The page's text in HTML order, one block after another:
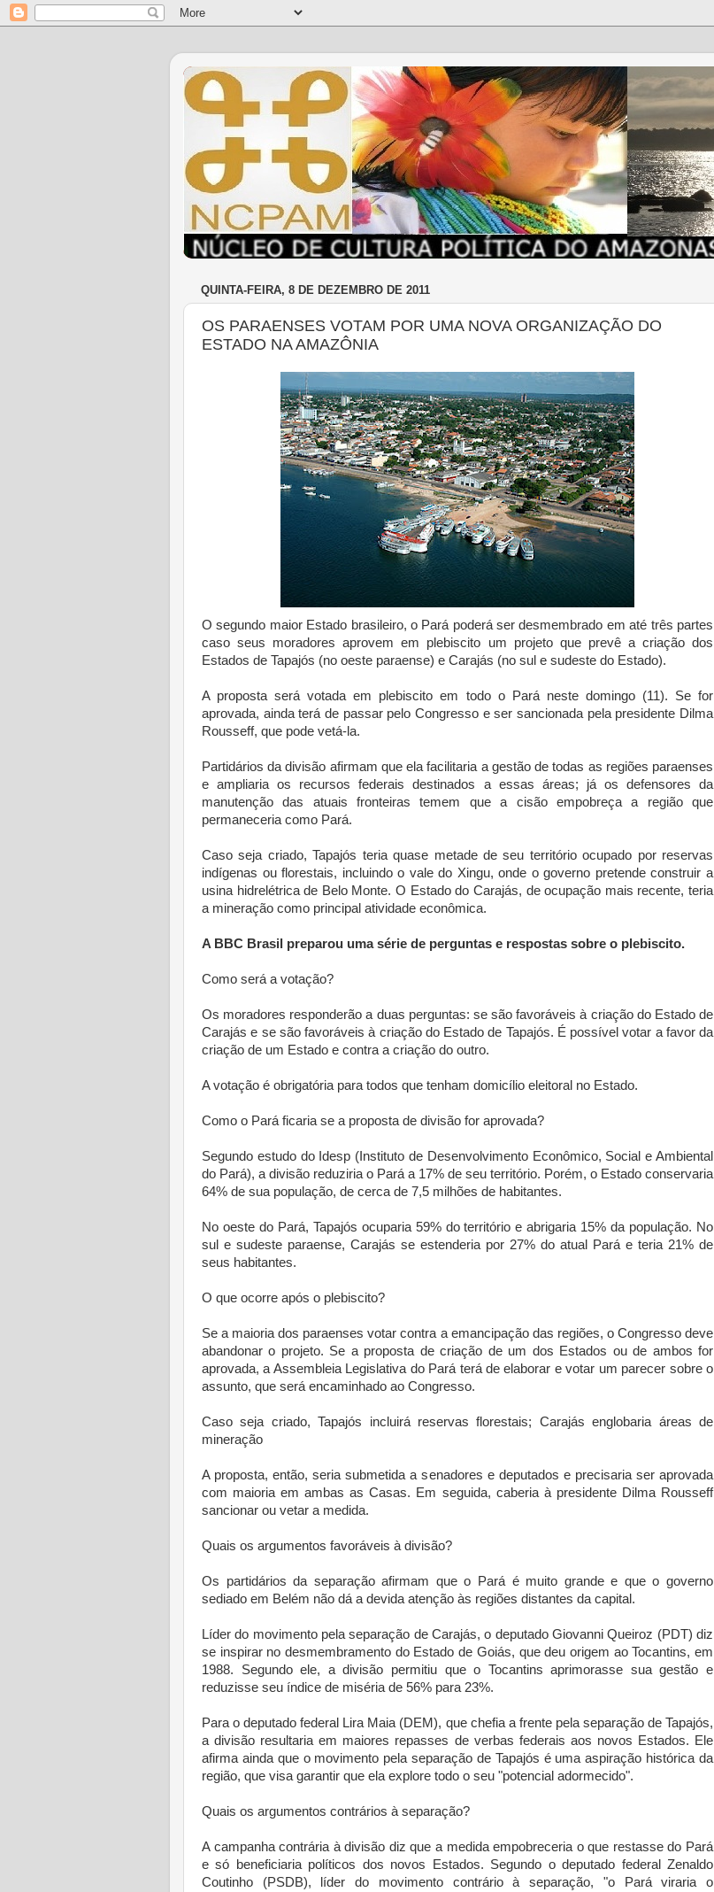
QUINTA-FEIRA, 8 DE DEZEMBRO DE 2011
OS PARAENSES VOTAM POR UMA NOVA ORGANIZAÇÃO DO
ESTADO NA AMAZÔNIA
O segundo maior Estado brasileiro, o Pará poderá ser desmembrado em até três partes
caso seus moradores aprovem em plebiscito um projeto que prevê a criação dos
Estados de Tapajós (no oeste paraense) e Carajás (no sul e sudeste do Estado).
A proposta será votada em plebiscito em todo o Pará neste domingo (11). Se for
aprovada, ainda terá de passar pelo Congresso e ser sancionada pela presidente Dilma
Rousseff, que pode vetá-la.
Partidários da divisão afirmam que ela facilitaria a gestão de todas as regiões paraenses
e ampliaria os recursos federais destinados a essas áreas; já os defensores da
manutenção das atuais fronteiras temem que a cisão empobreça a região que
permaneceria como Pará.
Caso seja criado, Tapajós teria quase metade de seu território ocupado por reservas
indígenas ou florestais, incluindo o vale do Xingu, onde o governo pretende construir a
usina hidrelétrica de Belo Monte. O Estado do Carajás, de ocupação mais recente, teria
a mineração como principal atividade econômica.
A BBC Brasil preparou uma série de perguntas e respostas sobre o plebiscito.
Como será a votação?
Os moradores responderão a duas perguntas: se são favoráveis à criação do Estado de
Carajás e se são favoráveis à criação do Estado de Tapajós. É possível votar a favor da
criação de um Estado e contra a criação do outro.
A votação é obrigatória para todos que tenham domicílio eleitoral no Estado.
Como o Pará ficaria se a proposta de divisão for aprovada?
Segundo estudo do Idesp (Instituto de Desenvolvimento Econômico, Social e Ambiental
do Pará), a divisão reduziria o Pará a 17% de seu território. Porém, o Estado conservaria
64% de sua população, de cerca de 7,5 milhões de habitantes.
No oeste do Pará, Tapajós ocuparia 59% do território e abrigaria 15% da população. No
sul e sudeste paraense, Carajás se estenderia por 27% do atual Pará e teria 21% de
seus habitantes.
O que ocorre após o plebiscito?
Se a maioria dos paraenses votar contra a emancipação das regiões, o Congresso deve
abandonar o projeto. Se a proposta de criação de um dos Estados ou de ambos for
aprovada, a Assembleia Legislativa do Pará terá de elaborar e votar um parecer sobre o
assunto, que será encaminhado ao Congresso.
Caso seja criado, Tapajós incluirá reservas florestais; Carajás englobaria áreas de
mineração
A proposta, então, seria submetida a senadores e deputados e precisaria ser aprovada
com maioria em ambas as Casas. Em seguida, caberia à presidente Dilma Rousseff
sancionar ou vetar a medida.
Quais os argumentos favoráveis à divisão?
Os partidários da separação afirmam que o Pará é muito grande e que o governo
sediado em Belém não dá a devida atenção às regiões distantes da capital.
Líder do movimento pela separação de Carajás, o deputado Giovanni Queiroz (PDT) diz
se inspirar no desmembramento do Estado de Goiás, que deu origem ao Tocantins, em
1988. Segundo ele, a divisão permitiu que o Tocantins aprimorasse sua gestão e
reduzisse seu índice de miséria de 56% para 23%.
Para o deputado federal Lira Maia (DEM), que chefia a frente pela separação de Tapajós,
a divisão resultaria em maiores repasses de verbas federais aos novos Estados. Ele
afirma ainda que o movimento pela separação de Tapajós é uma aspiração histórica da
região, que visa garantir que ela explore todo o seu "potencial adormecido".
Quais os argumentos contrários à separação?
A campanha contrária à divisão diz que a medida empobreceria o que restasse do Pará
e só beneficiaria políticos dos novos Estados. Segundo o deputado federal Zenaldo
Coutinho (PSDB), líder do movimento contrário à separação, "o Pará viraria o